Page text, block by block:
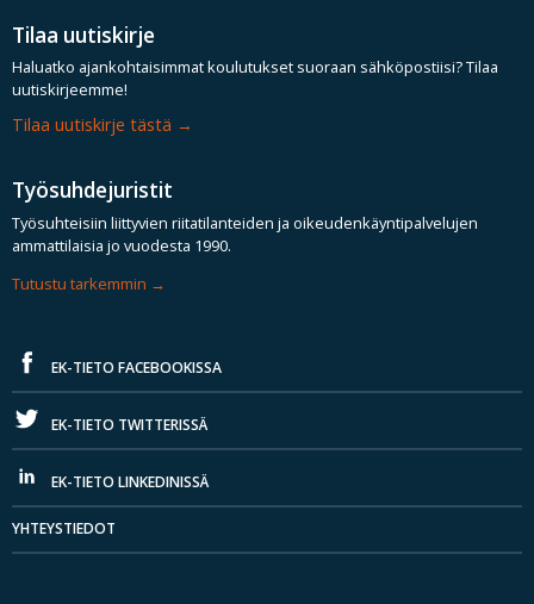
Tilaa uutiskirje
Haluatko ajankohtaisimmat koulutukset suoraan sähköpostiisi? Tilaa
uutiskirjeemme!
Tilaa uutiskirje tästä
Työsuhdejuristit
Työsuhteisiin liittyvien riitatilanteiden ja oikeudenkäyntipalvelujen
ammattilaisia jo vuodesta 1990.
Tutustu tarkemmin
EK-TIETO FACEBOOKISSA
EK-TIETO TWITTERISSÄ
EK-TIETO LINKEDINISSÄ
YHTEYSTIEDOT